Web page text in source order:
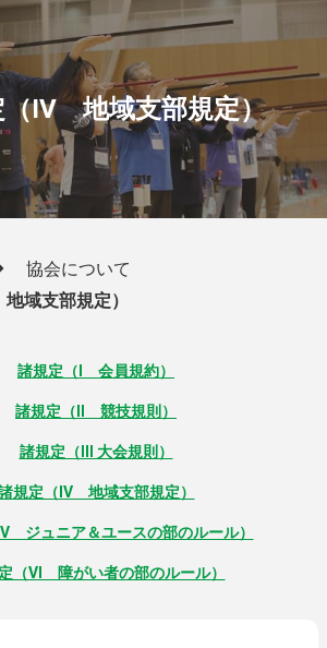
（IV 地域支部規定）
協会について
域支部規定）
諸規定（I 会員規約）
諸規定（II 競技規則）
諸規定（III 大会規則）
規定（IV 地域支部規定）
ジュニア＆ユースの部のルール）
（VI 障がい者の部のルール）